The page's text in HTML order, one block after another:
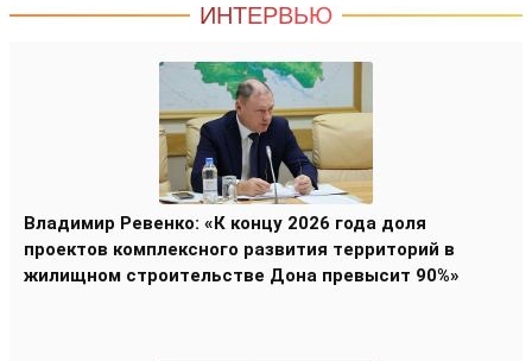
ИНТЕРВЬЮ
Владимир Ревенко: «К концу 2026 года доля
проектов комплексного развития территорий в
жилищном строительстве Дона превысит 90%»